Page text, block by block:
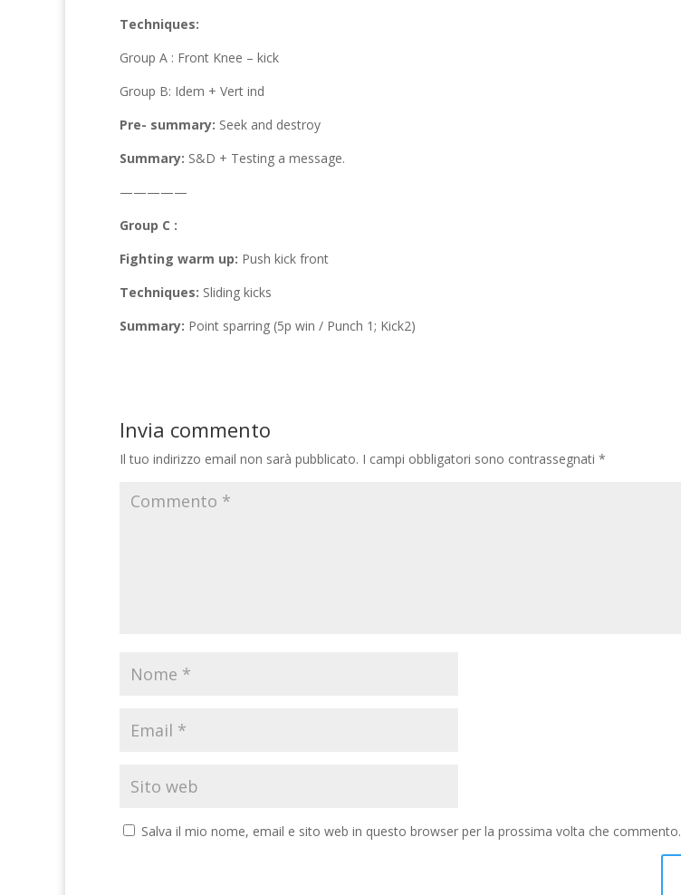
Techniques:
Group A : Front Knee – kick
Group B: Idem + Vert ind
Pre- summary: Seek and destroy
Summary: S&D + Testing a message.
—————
Group C :
Fighting warm up: Push kick front
Techniques: Sliding kicks
Summary: Point sparring (5p win / Punch 1; Kick2)
Invia commento
Il tuo indirizzo email non sarà pubblicato. I campi obbligatori sono contrassegnati *
Salva il mio nome, email e sito web in questo browser per la prossima volta che commento.